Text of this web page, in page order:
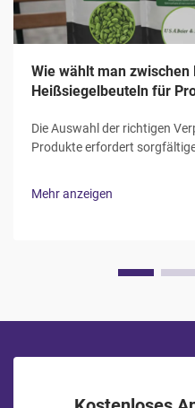
Wie wählt man
Heißsiegelbeuteln für
Die Auswahl der richtigen
Produkte erfordert
zwischen Reißverschluss-
Mehr anzeigen